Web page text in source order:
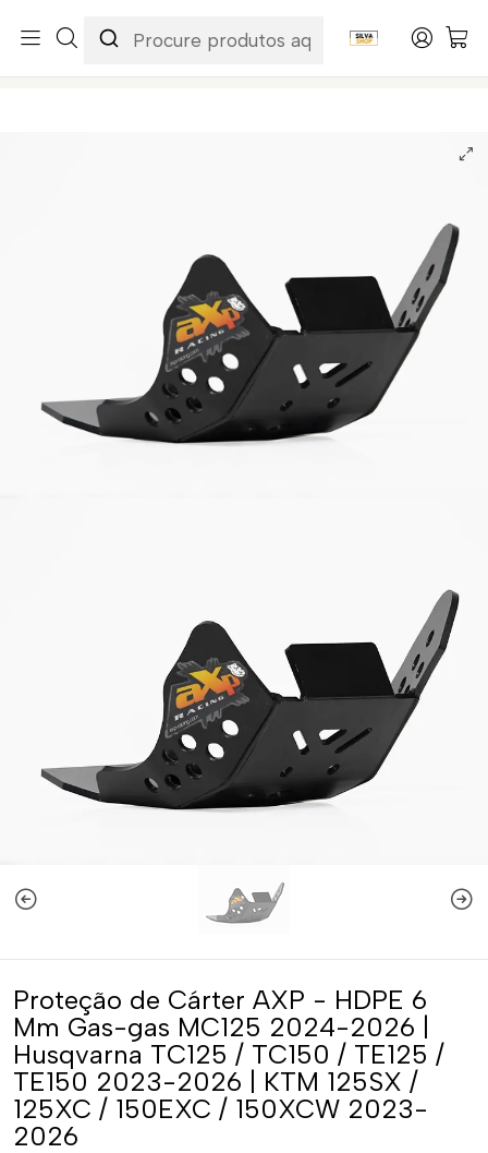
Proteção de Cárter AXP - HDPE 6 Mm Gas-gas MC125 2024-
2026 | Husqvarna TC125 / TC150 / TE125 / TE150 2023-2026 |
Proteção de Cárter AXP - HDPE 6
Mm Gas-gas MC125 2024-2026 |
Husqvarna TC125 / TC150 / TE125 /
TE150 2023-2026 | KTM 125SX /
125XC / 150EXC / 150XCW 2023-
2026